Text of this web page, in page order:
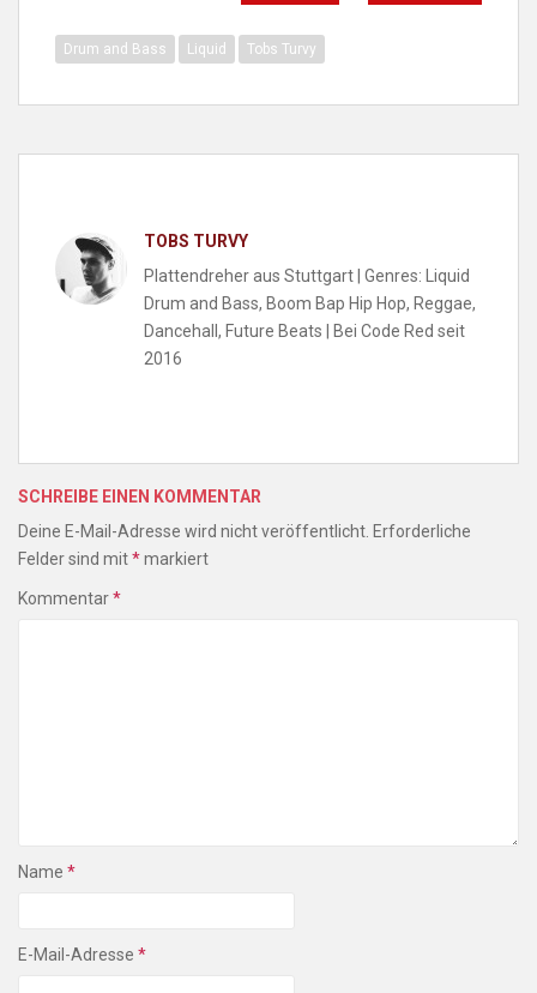
Drum and Bass Liquid Tobs Turvy
TOBS TURVY
Plattendreher aus Stuttgart | Genres: Liquid
Drum and Bass, Boom Bap Hip Hop, Reggae,
Dancehall, Future Beats | Bei Code Red seit
2016
SCHREIBE EINEN KOMMENTAR
Deine E-Mail-Adresse wird nicht veröffentlicht. Erforderliche
Felder sind mit*markiert
Kommentar*
Name *
E-Mail-Adresse *